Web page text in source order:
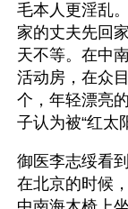
毛本人更淫乱
家的丈夫先回
天不等。在中
活动房，在众
个，年轻漂亮
子认为被“红太
御医李志绥看
在北京的时候